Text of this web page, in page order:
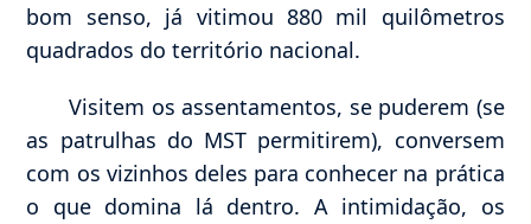
bom senso, já vitimou 880 mil quilômetros
quadrados do território nacional.
Visitem os assentamentos, se puderem (se
as patrulhas do MST permitirem), conversem
com os vizinhos deles para conhecer na prática
o que domina lá dentro. A intimidação, os